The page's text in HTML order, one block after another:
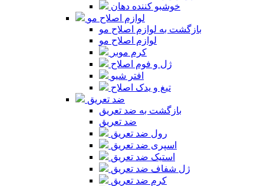
خوشبو کننده دهان
لوازم اصلاح مو
بازگشت به لوازم اصلاح مو
لوازم اصلاح مو
کرم موبر
ژل و فوم اصلاح
افتر شیو
تیغ و یدک اصلاح
ضد تعریق
بازگشت به ضد تعریق
ضد تعریق
رول ضد تعریق
اسپری ضد تعریق
استیک ضد تعریق
ژل شفاف ضد تعریق
کرم ضد تعریق